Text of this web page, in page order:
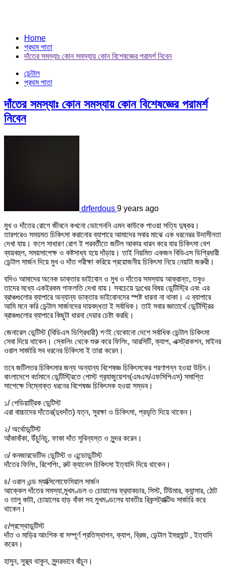
Home
প্রথম পাতা
দাঁতের সমস্যাঃ কোন সমস্যায় কোন বিশেষজ্ঞের পরামর্শ নিবেন
ডেন্টাল
প্রথম পাতা
দাঁতের সমস্যাঃ কোন সমস্যায় কোন বিশেষজ্ঞের পরামর্শ
নিবেন
drferdous 9 years ago
মুখ ও দাঁতের রোগে জীবনে কখনো ভোগেননি এমন কাউকে পাওয়া সত্যি দুষ্কর।
তারপরেও সময়মত চিকিৎসা করানোর ব্যাপারে আমাদের সবার মাঝে এক ধরনেরর উদাসীনতা
দেখা যায়। ফলে সাধারণ রোগ ই পরবর্তীতে জটিল আকার ধারন করে যার চিকিৎসা বেশ
ব্যয়বহুল, সময়সাপেক্ষ ও কষ্টসাধ্য হয়ে দাঁড়ায়। তাই নিয়মিত একজন বিডিএস ডিগ্রিধারী
ডেন্টাল সার্জন দিয়ে মুখ ও দাঁত পরীক্ষা করিয়ে প্রয়োজনীয় চিকিৎসা নিয়ে নেয়াটা জরুরী।
যদিও আমাদের অনেক ডাক্তার ভাইবোন ও মুখ ও দাঁতের সমস্যায় আক্রান্ত, তবুও
তাদের মধ্যে একইরকম গাফলতি দেখা যায়। সবচেয়ে দুঃখের বিষয় ডেন্টিস্ট্রি এবং এর
ব্রাঞ্চগুলোর ব্যাপারে অন্যান্য ডাক্তার ভাইবোনদের স্পষ্ট ধারনা না থাকা। এ ব্যাপারে
আমি মনে করি ডেন্টাল সার্জনদের দায়বদ্ধতা ই সর্বাধিক। তাই সবার জ্ঞাতার্থে ডেন্টিস্ট্রির
ব্রাঞ্চগুলোর ব্যাপারে কিছুটা ধারনা দেয়ার চেষ্টা করছি।
জেনারেল ডেন্টিস্ট (বিডিএস ডিগ্রিধারী) গণই যেকোনো দেশে সর্বাধিক ডেন্টাল চিকিৎসা
সেবা দিয়ে থাকেন। স্কেলিং থেকে শুরু করে ফিলিং, আরসিটি, ক্যাপ, এক্সট্রাকশন, মাইনর
ওরাল সার্জারি সব ধরনের চিকিৎসা ই তারা করেন।
তবে জটিলতর চিকিৎসার জন্য অন্যান্য বিশেষজ্ঞ চিকিৎসকের শরণাপন্ন হওয়া উচিৎ।
বাংলাদেশে বর্তমানে ডেন্টিস্ট্রিতে পোস্ট গ্র‍্যাজুয়েশন(এমএস/এফসিপিএস) সমাপ্তি
সাপেক্ষে নিম্নোক্ত ধরনের বিশেষজ্ঞ চিকিৎসক হওয়া সম্ভব।
১/ পেডিয়াট্রিক ডেন্টিস্ট
এরা বাচ্চাদের দাঁতের(দুধদাঁত) যত্ন, সুরক্ষা ও চিকিৎসা, প্রভৃতি দিয়ে থাকেন।
২/ অর্থোডন্টিস্ট
আঁকাবাঁকা, উঁচুনিচু, ফাকা দাঁত সুবিন্যস্ত ও সুন্দর করেন।
৩/ কনজারভেটিভ ডেন্টিস্ট ও এন্ডোডন্টিস্ট
দাঁতের ফিলিং, রিশেপিং, রুট ক্যানেল চিকিৎসা ইত্যাদি দিয়ে থাকেন।
৪/ ওরাল এন্ড ম্যাক্সিলোফেসিয়াল সার্জন
আক্কেল দাঁতের সমস্যা,মুখমণ্ডল ও চোয়ালের ফ্র‍্যাকচার, সিস্ট, টিউমার, ক্যান্সার, ঠোট
ও তালু কাটা, চোয়ালের হাড় বাঁকা সহ মুখমণ্ডলের যাবতীয় রিকন্সট্রাক্টিভ সার্জারি করে
থাকেন।
৫/প্রস্থোডন্টিস্ট
দাঁত ও মাড়ির আংশিক বা সম্পূর্ণ প্রতিস্থাপন, ক্যাপ, ব্রিজ, ডেন্টাল ইমপ্ল্যান্ট , ইত্যাদি
করেন।
হাসুন, সুস্থ্য থাকুন, সুন্দরভাবে বাঁচুন।